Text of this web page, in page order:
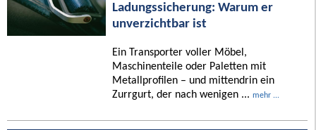
Ladungssicherung: Warum er
unverzichtbar ist
Ein Transporter voller Möbel,
Maschinenteile oder Paletten mit
Metallprofilen – und mittendrin ein
Zurrgurt, der nach wenigen ... mehr ...